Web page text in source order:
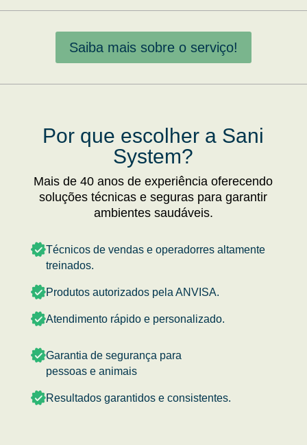
Saiba mais sobre o serviço!
Por que escolher a Sani
System?
Mais de 40 anos de experiência oferecendo
soluções técnicas e seguras para garantir
ambientes saudáveis.
Técnicos de vendas e operadorres altamente
treinados.
Produtos autorizados pela ANVISA.
Atendimento rápido e personalizado.
Garantia de segurança para
pessoas e animais
Resultados garantidos e consistentes.